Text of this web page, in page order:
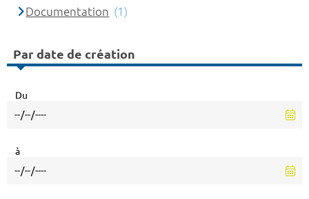
Documentation (1)
Par date de création
Du
à